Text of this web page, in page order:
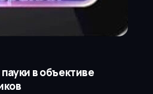
в объективе